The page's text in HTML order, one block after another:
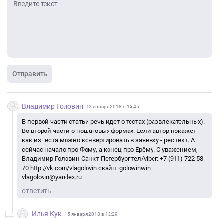
Отправить
Владимир Головин 12 января 2018 в 15:45
В первой части статьи речь идет о тестах (развлекательных).
Во второй части о пошаговых формах. Если автор покажет
как из теста можно конвертировать в заяввку - респект. А
сейчас начало про Фому, а конец про Ерёму. С уважением,
Владимир Головин Санкт-Петербург тел/viber: +7 (911) 722-58-
70 http://vk.com/vlagolovin скайп: golowinwin
vlagolovin@yandex.ru
ответить
Илья Кук 15 января 2018 в 12:29